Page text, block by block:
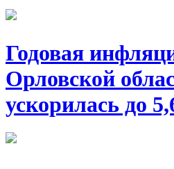
Годовая
Орловской
ускорилась до